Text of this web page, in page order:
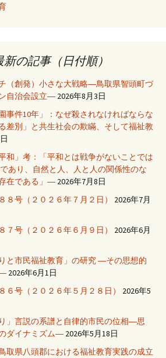
新の記事（日付順）
（創発）小さな大戦略―鳥取県智頭町づ
自治会設立― 2026年8月3日
件10年」：なぜ殺されなければならな
差別」と共生社会の欺瞞、そして福祉教
」考：「平和とは戦争がないことでは
あり、自然と人、人と人の関係性のな
在である」― 2026年7月8日
８号（２０２６年７月２日）
2026年7月
７号（２０２６年６月９日）
2026年6月
と市民福祉教育」の研究 ―その思想的
― 2026年6月1日
６号（２０２６年５月２８日）
2026年5
」言説の系譜と自律的市民の位相―思
ダイナミズム― 2026年5月18日
県八頭郡における福祉教育実践の成立